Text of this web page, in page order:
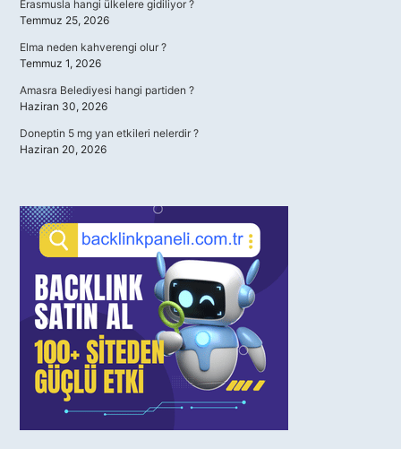
Erasmusla hangi ülkelere gidiliyor ?
Temmuz 25, 2026
Elma neden kahverengi olur ?
Temmuz 1, 2026
Amasra Belediyesi hangi partiden ?
Haziran 30, 2026
Doneptin 5 mg yan etkileri nelerdir ?
Haziran 20, 2026